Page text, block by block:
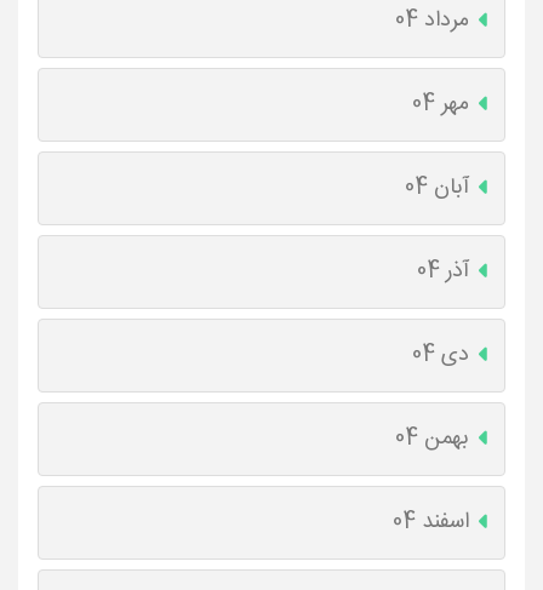
مرداد 04
مهر 04
آبان 04
آذر 04
دی 04
بهمن 04
اسفند 04